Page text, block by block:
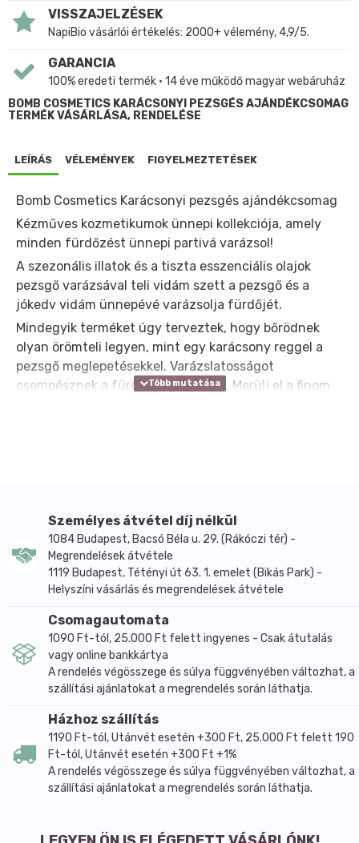
VISSZAJELZÉSEK
NapiBio vásárlói értékelés: 2000+ vélemény, 4,9/5.
GARANCIA
100% eredeti termék • 14 éve működő magyar webáruház
BOMB COSMETICS KARÁCSONYI PEZSGÉS AJÁNDÉKCSOMAG
TERMÉK VÁSÁRLÁSA, RENDELÉSE
LEÍRÁS VÉLEMÉNYEK FIGYELMEZTETÉSEK
Bomb Cosmetics Karácsonyi pezsgés ajándékcsomag
Kézműves kozmetikumok ünnepi kollekciója, amely
minden fürdőzést ünnepi partivá varázsol!
A szezonális illatok és a tiszta esszenciális olajok
pezsgő varázsával teli vidám szett a pezsgő és a
jókedv vidám ünnepévé varázsolja fürdőjét.
Mindegyik terméket úgy terveztek, hogy bőrödnek
olyan örömteli legyen, mint egy karácsony reggel a
pezsgő meglepetésekkel. Varázslatosságot
csempésznek a fürdési rutinodhoz. Merülj el a finom
Karácsonyi manó fürdőbomba
Mikulás Manója Fürdőbomba
Hóbortos Fürdőbomba
Hatása relaxáló,melegítő
Szín
rózsaszín
Vegán Igen
Összetevők és Információk
Összetevők (INCI)
Mézi fürdőbomba: Sodium Bicarbonate, Citric Acid,
Theobroma Cacao (Cocoa) Seed Butter, Sucrose, Zea
Mays (Corn) Starch, Parfum (Fragrance), Polysorbate
80, Sodium Lauryl Sulfate, Aqua, Butyrospermum
Oryza Sativa (Rice) Powder, Oryza Sativa (Rice)
Személyes átvétel díj nélkül
1084 Budapest, Bacsó Béla u. 29. (Rákóczi tér) -
Megrendelések átvétele
1119 Budapest, Tétényi út 63. 1. emelet (Bikás Park) -
Helyszíni vásárlás és megrendelések átvétele
Csomagautomata
1090 Ft-tól, 25.000 Ft felett ingyenes - Csak átutalás
vagy online bankkártya
A rendelés végösszege és súlya függvényében változhat, a
szállítási ajánlatokat a megrendelés során láthatja.
Házhoz szállítás
1190 Ft-tól, Utánvét esetén +300 Ft, 25.000 Ft felett 190
Ft-tól, Utánvét esetén +300 Ft +1%
A rendelés végösszege és súlya függvényében változhat, a
szállítási ajánlatokat a megrendelés során láthatja.